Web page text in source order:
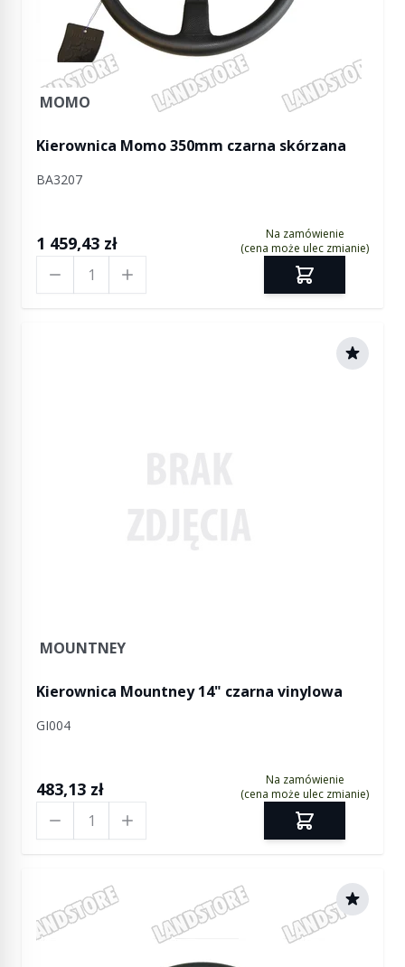
MOMO
Kierownica Momo 350mm czarna skórzana
BA3207
1 459,43 zł
Na zamówienie
(cena może ulec zmianie)
MOUNTNEY
Kierownica Mountney 14" czarna vinylowa
GI004
483,13 zł
Na zamówienie
(cena może ulec zmianie)